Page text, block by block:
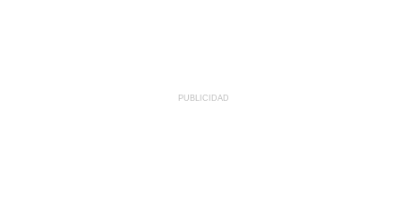
PUBLICIDAD